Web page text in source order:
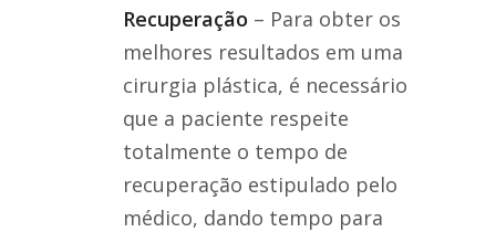
Recuperação – Para obter os
melhores resultados em uma
cirurgia plástica, é necessário
que a paciente respeite
totalmente o tempo de
recuperação estipulado pelo
médico, dando tempo para